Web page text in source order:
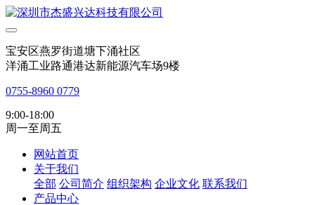
宝安区燕罗街道塘下涌社区
洋涌工业路通港达新能源汽车场9楼
0755-8960 0779
9:00-18:00
周一至周五
网站首页
关于我们
全部 公司简介 组织架构 企业文化 联系我们
产品中心